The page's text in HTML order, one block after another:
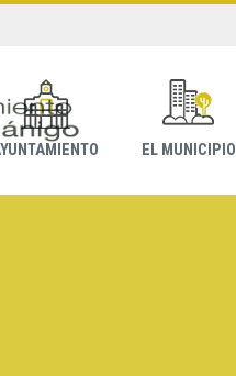
EL MUNICIPIO